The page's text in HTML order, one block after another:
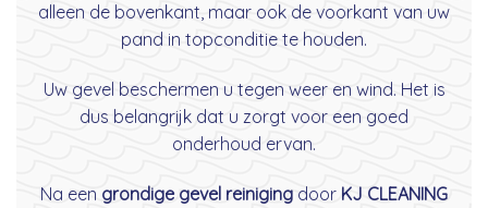
alleen de bovenkant, maar ook de voorkant van uw
pand in topconditie te houden.
Uw gevel beschermen u tegen weer en wind. Het is
dus belangrijk dat u zorgt voor een goed
onderhoud ervan.
Na een grondige gevel reiniging door KJ CLEANING